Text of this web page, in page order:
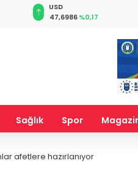
EUR
55,0247%0,04
Sağlık Spor
afetlere hazırlanıyor